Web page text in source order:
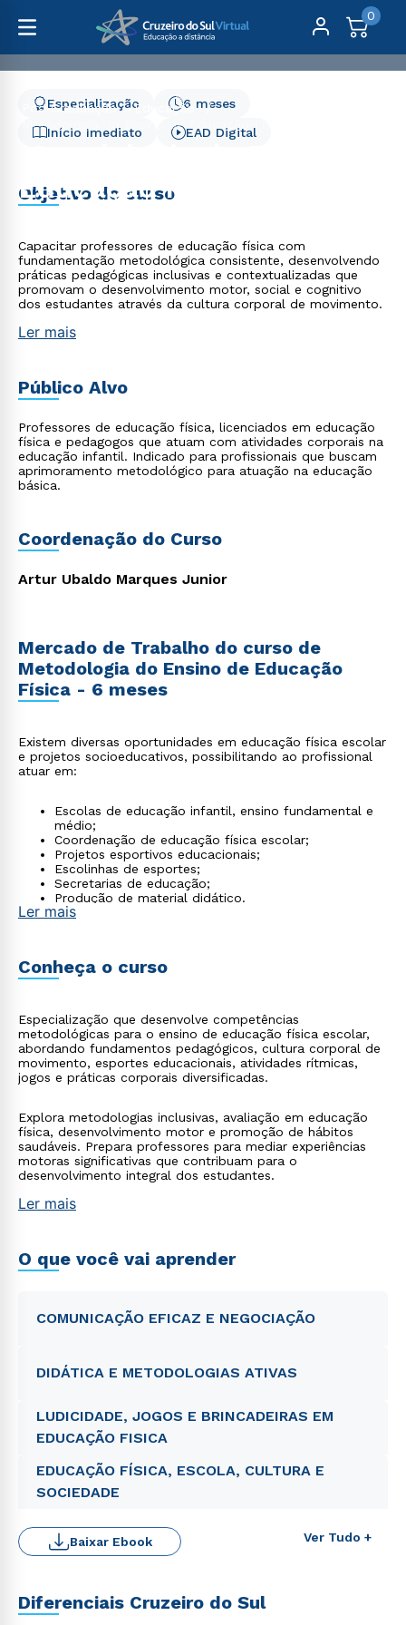
0
Pós-Graduação
Educação
Metodologia do Ensino de Educação Física - 6 meses
Educação Física - 6
Início Imediato
6 meses
Especialização
EAD Digital
Objetivo do curso
Capacitar professores de educação física com
fundamentação metodológica consistente, desenvolvendo
práticas pedagógicas inclusivas e contextualizadas que
promovam o desenvolvimento motor, social e cognitivo
dos estudantes através da cultura corporal de movimento.
Ler mais
Público Alvo
Professores de educação física, licenciados em educação
física e pedagogos que atuam com atividades corporais na
educação infantil. Indicado para profissionais que buscam
aprimoramento metodológico para atuação na educação
básica.
Coordenação do Curso
Artur Ubaldo Marques Junior
Mercado de Trabalho do curso de
Metodologia do Ensino de Educação
Física - 6 meses
Existem diversas oportunidades em educação física escolar
e projetos socioeducativos, possibilitando ao profissional
atuar em:
Escolas de educação infantil, ensino fundamental e
médio;
Coordenação de educação física escolar;
Projetos esportivos educacionais;
Escolinhas de esportes;
Secretarias de educação;
Produção de material didático.
Ler mais
Conheça o curso
Especialização que desenvolve competências
metodológicas para o ensino de educação física escolar,
abordando fundamentos pedagógicos, cultura corporal de
movimento, esportes educacionais, atividades rítmicas,
jogos e práticas corporais diversificadas.
Explora metodologias inclusivas, avaliação em educação
física, desenvolvimento motor e promoção de hábitos
saudáveis. Prepara professores para mediar experiências
motoras significativas que contribuam para o
desenvolvimento integral dos estudantes.
Ler mais
O que você vai aprender
COMUNICAÇÃO EFICAZ E NEGOCIAÇÃO
DIDÁTICA E METODOLOGIAS ATIVAS
LUDICIDADE, JOGOS E BRINCADEIRAS EM
EDUCAÇÃO FISICA
EDUCAÇÃO FÍSICA, ESCOLA, CULTURA E
SOCIEDADE
Ver Tudo +
Baixar Ebook
Diferenciais Cruzeiro do Sul